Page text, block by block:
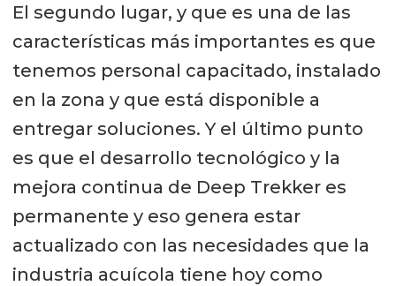
El segundo lugar, y que es una de las
características más importantes es que
tenemos personal capacitado, instalado
en la zona y que está disponible a
entregar soluciones. Y el último punto
es que el desarrollo tecnológico y la
mejora continua de Deep Trekker es
permanente y eso genera estar
actualizado con las necesidades que la
industria acuícola tiene hoy como